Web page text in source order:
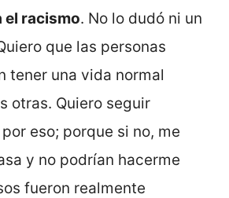
el racismo. No lo dudó ni un
que las personas
tener una vida normal
otras. Quiero seguir
eso; porque si no, me
y no podrían hacerme
fueron realmente